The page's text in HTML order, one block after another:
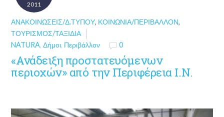
2011
ΑΝΑΚΟΙΝΏΣΕΙΣ/Δ.ΤΎΠΟΥ, ΚΟΙΝΩΝΊΑ/ΠΕΡΙΒΆΛΛΟΝ,
ΤΟΥΡΙΣΜΌΣ/ΤΑΞΊΔΙΑ
NATURA,Δήμοι, Περιβάλλον 0
«Ανάδειξη προστατευόμενων
περιοχών» από την Περιφέρεια Ι.Ν.